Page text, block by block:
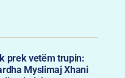
prek vetëm trupin:
Myslimaj Xhani